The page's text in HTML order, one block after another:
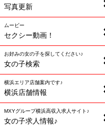
写真更新
ムービー
セクシー動画！
お好みの女の子を探してください♪
女の子検索
横浜エリア店舗案内です♪
横浜店舗情報
MXYグループ横浜高収入求人サイト♪
女の子求人情報♪